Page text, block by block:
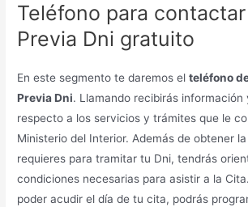
Teléfono para
Previa Dni gratuito
En este segmento te daremos elteléfono
Previa Dni. Llamando recibirás información
respecto a los servicios y trámites que le
Ministerio del Interior. Además de obtener
requieres para tramitar tu Dni, tendrás
condiciones necesarias para asistir a la
poder acudir el día de tu cita, podrás